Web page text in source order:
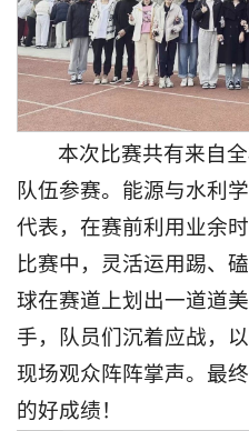
本次比赛共有来自
队伍参赛。能源与水利
代表，在赛前利用业余
比赛中，灵活运用踢、
球在赛道上划出一道道
手，队员们沉着应战，
现场观众阵阵掌声。最
的好成绩！